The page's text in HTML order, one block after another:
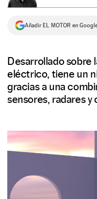
Añadir EL MOTOR en
Desarrollado sobre
eléctrico, tiene un
gracias a una
sensores, radares y